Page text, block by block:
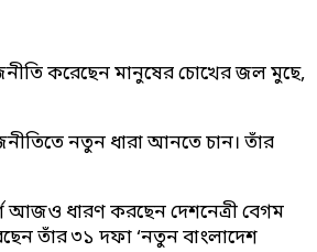
করেছেন মানুষের চোখের জল মুছে,
নতুন ধারা আনতে চান। তাঁর
আজও ধারণ করছেন দেশনেত্রী বেগম
তাঁর ৩১ দফা ‘নতুন বাংলাদেশ